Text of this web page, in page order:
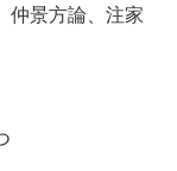
仲景方論、注家